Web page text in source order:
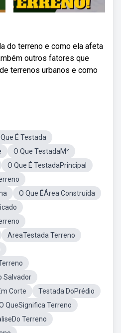
do terreno e como ela afeta
outros fatores que
terrenos urbanos e como
É Testada
O Que TestadaM²
O Que É TestadaPrincipal
O Que ÉÁrea Construída
AreaTestada Terreno
Salvador
Corte
Testada DoPrédio
QueSignifica Terreno
Terreno